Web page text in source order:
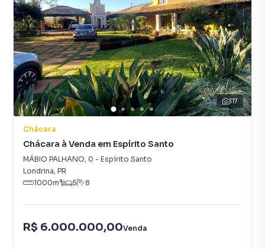
117
Chácara
Chácara à Venda em Espírito Santo
MÁBIO PALHANO, 0 - Espírito Santo
Londrina, PR
1000m² 5 8
R$ 6.000.000,00Venda